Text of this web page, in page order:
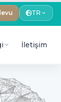
TR
İletişim